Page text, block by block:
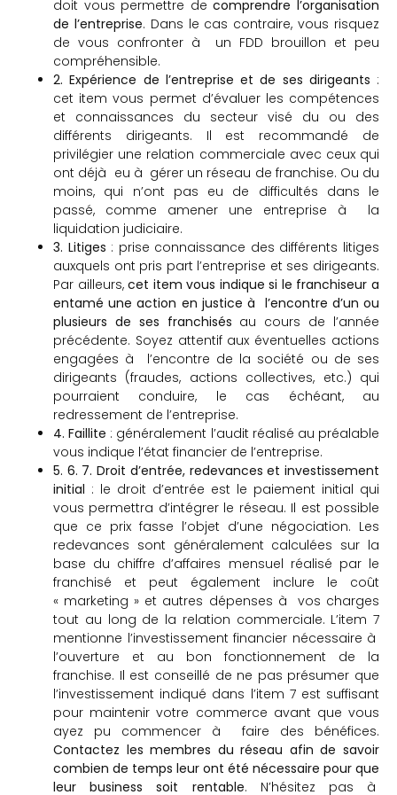
doit vous permettre decomprendre l’organisation
de l’entreprise. Dans le cas contraire, vous risquez
de vous confronter à un FDD brouillon et peu
compréhensible.
2. Expérience de l’entreprise et de ses dirigeants :
cet item vous permet d’évaluer les compétences
et connaissances du secteur visé du ou des
différents dirigeants. Il est recommandé de
privilégier une relation commerciale avec ceux qui
ont déjà eu à gérer un réseau de franchise. Ou du
moins, qui n’ont pas eu de difficultés dans le
passé, comme amener une entreprise à la
liquidation judiciaire.
3. Litiges : prise connaissance des différents litiges
auxquels ont pris part l’entreprise et ses dirigeants.
Par ailleurs,cet item vous indique si le franchiseur a
entamé une action en justice à l’encontre d’un ou
plusieurs de ses franchisés au cours de l’année
précédente. Soyez attentif aux éventuelles actions
engagées à l’encontre de la société ou de ses
dirigeants (fraudes, actions collectives, etc.) qui
pourraient conduire, le cas échéant, au
redressement de l’entreprise.
4. Faillite : généralement l’audit réalisé au préalable
vous indique l’état financier de l’entreprise.
5. 6. 7. Droit d’entrée, redevances et investissement
initial : le droit d’entrée est le paiement initial qui
vous permettra d’intégrer le réseau. Il est possible
que ce prix fasse l’objet d’une négociation. Les
redevances sont généralement calculées sur la
base du chiffre d’affaires mensuel réalisé par le
franchisé et peut également inclure le coût
« marketing » et autres dépenses à vos charges
tout au long de la relation commerciale. L’item 7
mentionne l’investissement financier nécessaire à
l’ouverture et au bon fonctionnement de la
franchise. Il est conseillé de ne pas présumer que
l’investissement indiqué dans l’item 7 est suffisant
pour maintenir votre commerce avant que vous
ayez pu commencer à faire des bénéfices.
Contactez les membres du réseau afin de savoir
combien de temps leur ont été nécessaire pour que
leur business soit rentable. N’hésitez pas à